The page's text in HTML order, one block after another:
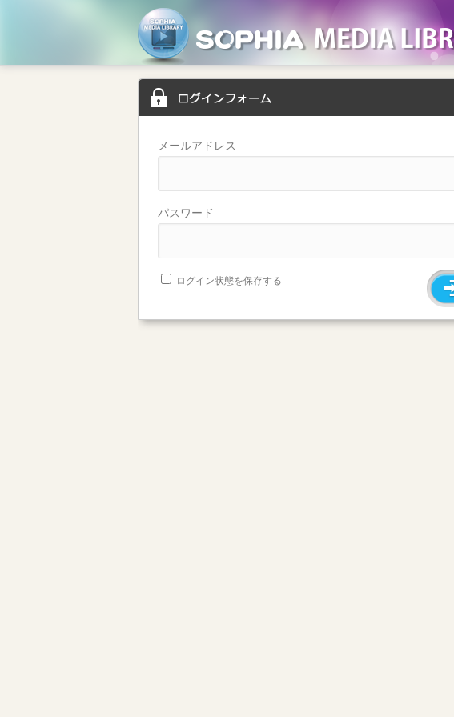
メールアドレス
パスワード
ログイン状態を保存する